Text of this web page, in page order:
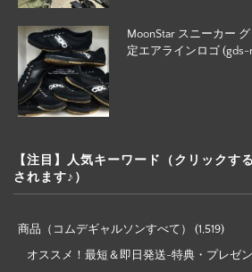
MoonStar スニーカー
定エアラインロゴ
【注目】人気キーワード（クリックす
されます♪）
商品（コムデギャルソンすべて） (1,519)
オススメ！最短＆即日発送-特典・プレゼ